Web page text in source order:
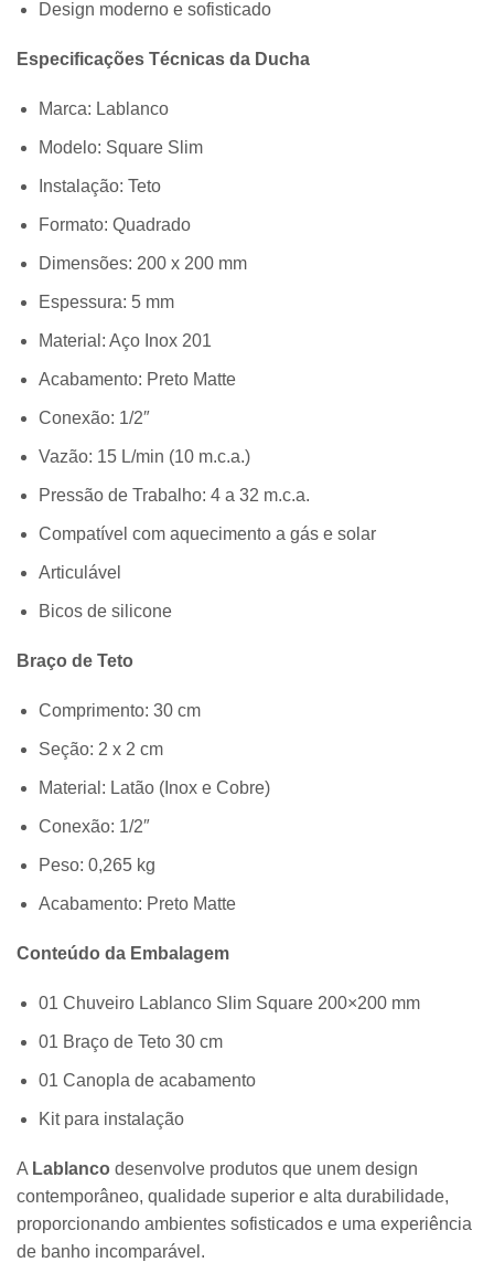
Design moderno e sofisticado
Especificações Técnicas da Ducha
Marca: Lablanco
Modelo: Square Slim
Instalação: Teto
Formato: Quadrado
Dimensões: 200 x 200 mm
Espessura: 5 mm
Material: Aço Inox 201
Acabamento: Preto Matte
Conexão: 1/2″
Vazão: 15 L/min (10 m.c.a.)
Pressão de Trabalho: 4 a 32 m.c.a.
Compatível com aquecimento a gás e solar
Articulável
Bicos de silicone
Braço de Teto
Comprimento: 30 cm
Seção: 2 x 2 cm
Material: Latão (Inox e Cobre)
Conexão: 1/2″
Peso: 0,265 kg
Acabamento: Preto Matte
Conteúdo da Embalagem
01 Chuveiro Lablanco Slim Square 200×200 mm
01 Braço de Teto 30 cm
01 Canopla de acabamento
Kit para instalação
A Lablanco desenvolve produtos que unem design
contemporâneo, qualidade superior e alta durabilidade,
proporcionando ambientes sofisticados e uma experiência
de banho incomparável.